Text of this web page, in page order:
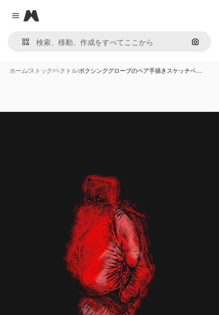
Close menu
Magnific
画像で
ホーム/ストック/ベクトル/ボクシンググローブのペア手描きスケッチベ…